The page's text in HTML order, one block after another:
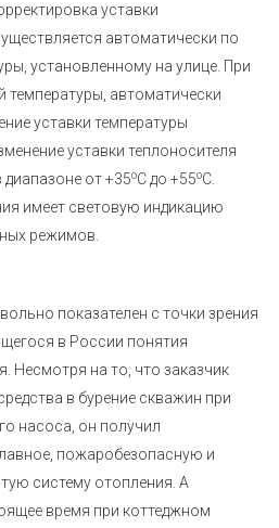
уставки
автоматически по
установленному на улице. При
температуры, автоматически
уставки температуры
уставки теплоносителя
от +35оС до +55оС.
имеет световую индикацию
режимов.
показателен с точки зрения
в России понятия
Несмотря на то, что заказчик
в бурение скважин при
насоса, он получил
пожаробезопасную и
систему отопления. А
время при коттеджном